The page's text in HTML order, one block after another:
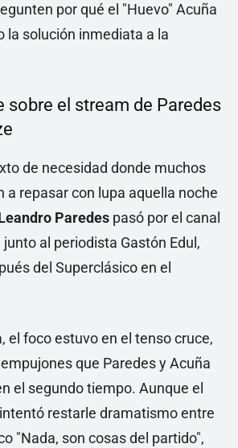
por qué el "Huevo" Acuña
la solución inmediata a la
sobre el stream de Paredes
de necesidad donde muchos
a repasar con lupa aquella noche
Paredes pasó por el canal
al periodista Gastón Edul,
del Superclásico en el
el foco estuvo en el tenso cruce,
que Paredes y Acuña
el segundo tiempo. Aunque el
restarle dramatismo entre
"Nada, son cosas del partido",